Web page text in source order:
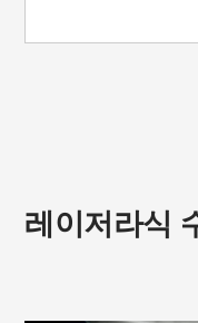
레이저라식